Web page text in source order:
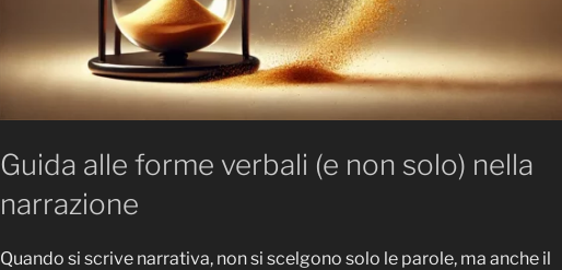
Guida alle forme verbali (e non solo) nella
narrazione
Quando si scrive narrativa, non si scelgono solo le parole, ma anche il